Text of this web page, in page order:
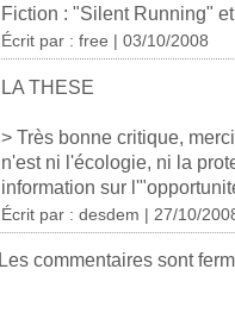
Fiction : "Silent Running"
Écrit par : free | 03/10/2008
LA THESE
> Très bonne critique,
n'est ni l'écologie, ni la
information sur
Écrit par : desdem | 27/10/
Les commentaires sont